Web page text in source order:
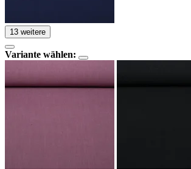
13 weitere
Variante wählen: